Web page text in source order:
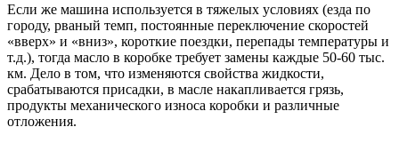
Если же машина используется в тяжелых условиях (езда по
городу, рваный темп, постоянные переключение скоростей
«вверх» и «вниз», короткие поездки, перепады температуры и
т.д.), тогда масло в коробке требует замены каждые 50-60 тыс.
км. Дело в том, что изменяются свойства жидкости,
срабатываются присадки, в масле накапливается грязь,
продукты механического износа коробки и различные
отложения.